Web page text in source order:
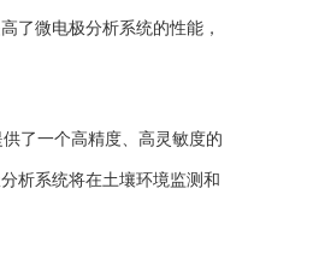
了微电极分析系统的性能，
了一个高精度、高灵敏度的
析系统将在土壤环境监测和